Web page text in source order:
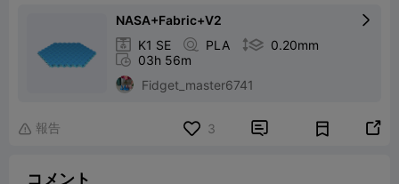
NASA+Fabric+V2 
 K1 SE  PLA  0.20mm
 03h 56m
Fidget_master6741
 報告 3  
コメント